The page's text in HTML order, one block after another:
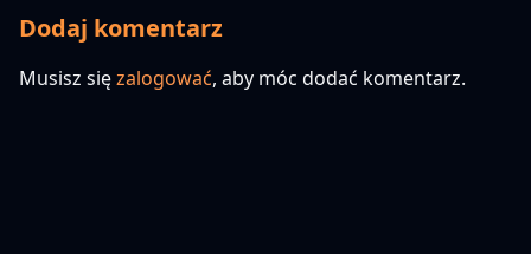
Dodaj komentarz
Musisz sięzalogować, aby móc dodać komentarz.